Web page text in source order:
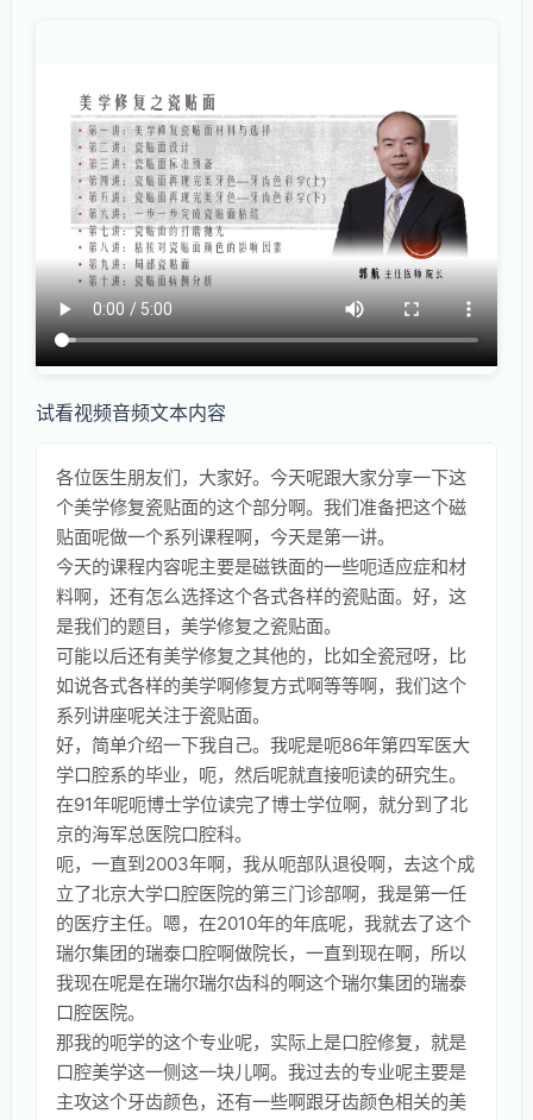
试看视频音频文本内容
各位医生朋友们，大家好。今天呢跟大家分享一下这
个美学修复瓷贴面的这个部分啊。我们准备把这个磁
贴面呢做一个系列课程啊，今天是第一讲。
今天的课程内容呢主要是磁铁面的一些呃适应症和材
料啊，还有怎么选择这个各式各样的瓷贴面。好，这
是我们的题目，美学修复之瓷贴面。
可能以后还有美学修复之其他的，比如全瓷冠呀，比
如说各式各样的美学啊修复方式啊等等啊，我们这个
系列讲座呢关注于瓷贴面。
好，简单介绍一下我自己。我呢是呃86年第四军医大
学口腔系的毕业，呃，然后呢就直接呃读的研究生。
在91年呢呃博士学位读完了博士学位啊，就分到了北
京的海军总医院口腔科。
呃，一直到2003年啊，我从呃部队退役啊，去这个成
立了北京大学口腔医院的第三门诊部啊，我是第一任
的医疗主任。嗯，在2010年的年底呢，我就去了这个
瑞尔集团的瑞泰口腔啊做院长，一直到现在啊，所以
我现在呢是在瑞尔瑞尔齿科的啊这个瑞尔集团的瑞泰
口腔医院。
那我的呃学的这个专业呢，实际上是口腔修复，就是
口腔美学这一侧这一块儿啊。我过去的专业呢主要是
主攻这个牙齿颜色，还有一些啊跟牙齿颜色相关的美